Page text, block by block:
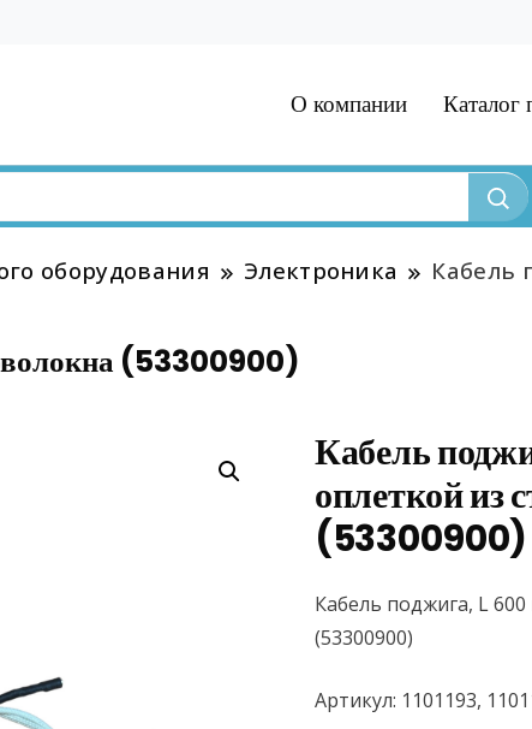
О компании Каталог
оборудования Электроника
Кабель
(53300900)
Кабель
оплеткой из
(53300900)
Кабель поджига, L
(53300900)
Артикул: 1101193,